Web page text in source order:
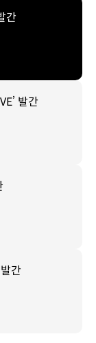
간
발간
간